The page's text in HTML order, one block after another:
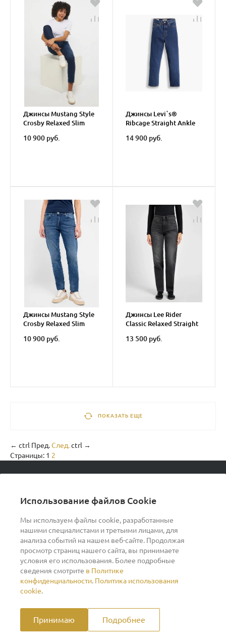
Использование файлов Cookie
Мы используем файлы cookie, разработанные
нашими специалистами и третьими лицами, для
анализа событий на нашем веб-сайте. Продолжая
просмотр страниц нашего сайта, вы принимаете
условия его использования. Более подробные
сведения смотрите в Политике
конфиденциальности. Политика использования
cookie.
Принимаю Подробнее
Джинсы Mustang Style
Crosby Relaxed Slim
10 900 руб.
Джинсы Levi`s®
Ribcage Straight Ankle
14 900 руб.
Джинсы Mustang Style
Crosby Relaxed Slim
10 900 руб.
Джинсы Lee Rider
Classic Relaxed Straight
13 500 руб.
ПОКАЗАТЬ ЕЩЕ
← ctrl Пред.След.ctrl →
Страницы: 1 2
О компании
Помощь
Индивидуальный предприниматель Ильин Дмитрий
370260278346